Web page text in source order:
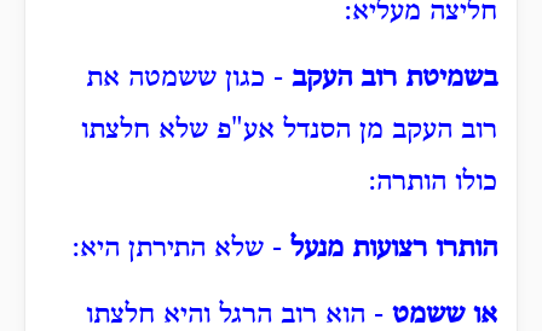
חליצה מעליא:
בשמיטת רוב העקב - כגון ששמטה את
רוב העקב מן הסנדל אע"פ שלא חלצתו
כולו הותרה:
הותרו רצועות מנעל - שלא התירתן היא:
או ששמט - הוא רוב הרגל והיא חלצתו